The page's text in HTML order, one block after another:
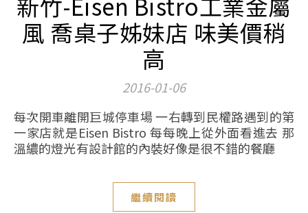
風 喬桌子姊妹店 味美價稍
高
2016-01-06
每次開車離開巨城停車場 一右轉到民權路遇到的第
一家店就是Eisen Bistro 每每晚上從外面看進去 那
溫繷的燈光有設計館的內裝好像是很不錯的餐廳
繼續閱讀